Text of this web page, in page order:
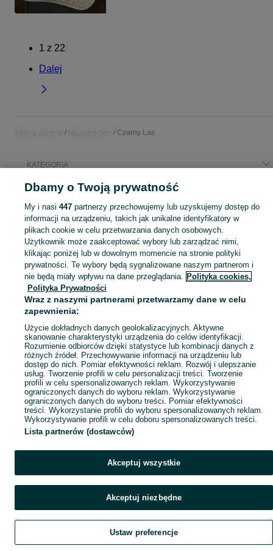
1 z 22
Dalej
Czarny Las
KATEGORIA
Popularne wyszukiwania
siedlisko
Skorzystaj z największego serwisu ogłoszeniowego - Czarny Las i okolice! Kupuj to, czego pragniesz i sprzedawaj to, czego już nie potrzebujesz! Zobacz
Mapa kategorii
Mapa miejscowości
Mapa ministron
Szukaj Obserwujesz Dodaj Czat Konto
Dbamy o Twoją prywatność
My i nasi 447partnerzy przechowujemy lub uzyskujemy dostęp do
informacji na urządzeniu, takich jak unikalne identyfikatory w
plikach cookie w celu przetwarzania danych osobowych.
Użytkownik może zaakceptować wybory lub zarządzać nimi,
klikając poniżej lub w dowolnym momencie na stronie polityki
prywatności. Te wybory będą sygnalizowane naszym partnerom i
nie będą miały wpływu na dane przeglądania. Polityka cookies,
Polityka Prywatności
Wraz z naszymi partnerami przetwarzamy dane w celu
zapewnienia:
Użycie dokładnych danych geolokalizacyjnych. Aktywne
skanowanie charakterystyki urządzenia do celów identyfikacji.
Rozumienie odbiorców dzięki statystyce lub kombinacji danych z
różnych źródeł. Przechowywanie informacji na urządzeniu lub
dostęp do nich. Pomiar efektywności reklam. Rozwój i ulepszanie
usług. Tworzenie profili w celu personalizacji treści. Tworzenie
profili w celu spersonalizowanych reklam. Wykorzystywanie
ograniczonych danych do wyboru reklam. Wykorzystywanie
ograniczonych danych do wyboru treści. Pomiar efektywności
treści. Wykorzystanie profili do wyboru spersonalizowanych reklam.
Wykorzystywanie profili w celu doboru spersonalizowanych treści.
Lista partnerów (dostawców)
Akceptuj wszystkie
Akceptuj niezbędne
Ustaw preferencje